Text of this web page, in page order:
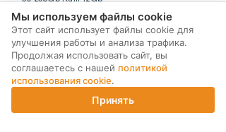
24 990 ₽
Корзина
Мы используем файлы cookie
Этот сайт использует файлы cookie для
улучшения работы и анализа трафика.
Продолжая использовать сайт, вы
соглашаетесь с нашей политикой
использования cookie.
Принять